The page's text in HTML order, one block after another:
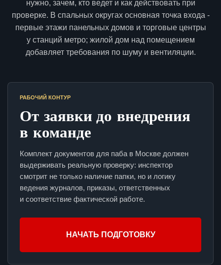
нужно, зачем, кто ведет и как действовать при
проверке. В спальных округах основная точка входа -
первые этажи панельных домов и торговые центры
у станций метро; жилой дом над помещением
добавляет требования по шуму и вентиляции.
РАБОЧИЙ КОНТУР
От заявки до внедрения
в команде
Комплект документов для паба в Москве должен
выдерживать реальную проверку: инспектор
смотрит не только наличие папки, но и логику
ведения журналов, приказы, ответственных
и соответствие фактической работе.
НАЧАТЬ ПОДГОТОВКУ